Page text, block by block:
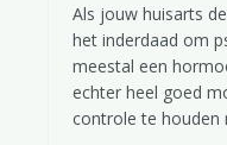
Als jouw huisarts
het inderdaad om
meestal een
echter heel goed
controle te houden